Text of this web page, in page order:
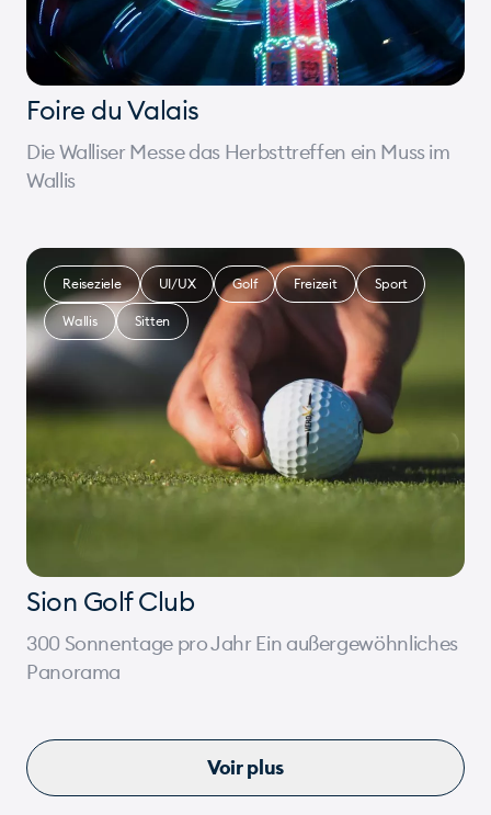
Foire du Valais
Die Walliser Messe das Herbsttreffen ein Muss im
Wallis
Sion Golf Club
300 Sonnentage pro Jahr Ein außergewöhnliches
Panorama
Reiseziele UI/UX Golf Freizeit Sport
Wallis Sitten
Voir plus